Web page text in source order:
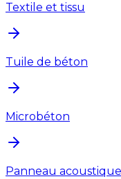
Textile et tissu
Tuile de béton
Microbéton
Panneau acoustique